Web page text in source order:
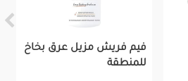
فيم فريش مزيل عرق بخاخ
للمنطقة